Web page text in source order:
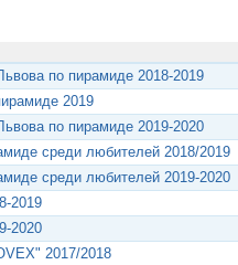
по пирамиде 2018-2019
2019
по пирамиде 2019-2020
среди любителей 2018/2019
среди любителей 2019-2020
2019
2020
2017/2018